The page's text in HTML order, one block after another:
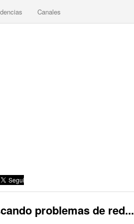
Canales
problemas de red...